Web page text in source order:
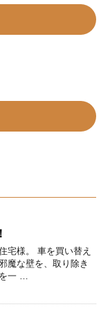
宅様。 車を買い替え
魔な壁を、取り除き
一 …